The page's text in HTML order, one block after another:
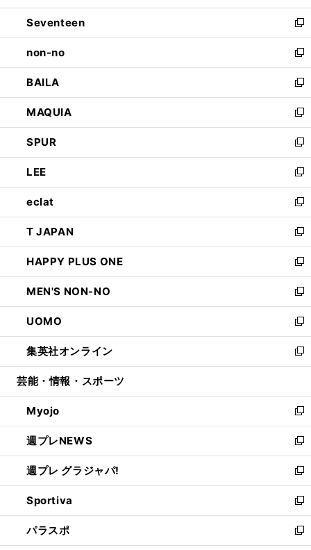
開
く
ウ
で
開
く
ン
ド
ウ
で
開
く
Seventeen
新
し
い
ウ
ィ
ン
ド
ウ
で
開
く
non-no
新
し
い
ウ
ィ
ン
ド
ウ
で
開
く
BAILA
新
し
い
ウ
ィ
ン
ド
ウ
で
開
く
MAQUIA
新
し
い
ウ
ィ
ン
ド
ウ
で
開
く
SPUR
新
し
い
ウ
ィ
ン
ド
ウ
で
開
く
LEE
新
し
い
ウ
ィ
ン
ド
ウ
で
開
く
eclat
新
し
い
ウ
ィ
ン
ド
ウ
で
開
く
T JAPAN
新
し
い
ウ
ィ
ン
ド
ウ
で
開
HAPPY PLUS ONE
新
し
い
ウ
ィ
ン
ド
ウ
開
く
MEN'S NON-NO
新
し
い
ウ
ィ
ン
ウ
で
開
く
UOMO
新
し
い
ウ
ン
ド
ウ
で
開
く
集英社オンライン
新
し
ウ
ィ
ン
ド
ウ
で
開
く
芸能・情報・スポーツ
Myojo
新
し
い
ウ
ィ
ン
ド
ウ
で
開
週プレNEWS
新
し
い
ウ
ィ
ン
ド
ウ
週プレ グラジャパ!
新
し
い
ウ
ィ
ン
Sportiva
新
し
い
ウ
パラスポ
新